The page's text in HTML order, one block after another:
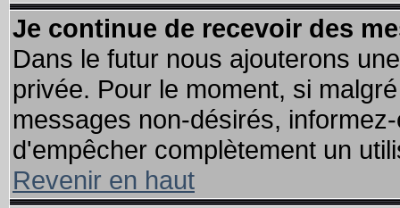
Je continue de recevoir des
Dans le futur nous ajouterons
privée. Pour le moment, si
messages non-désirés,
d'empêcher complètement un
Revenir en haut